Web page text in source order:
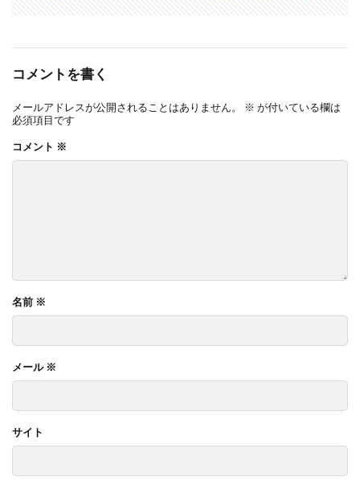
コメントを書く
メールアドレスが公開されることはありません。 ※ が付いている欄は
必須項目です
コメント ※
名前 ※
メール ※
サイト